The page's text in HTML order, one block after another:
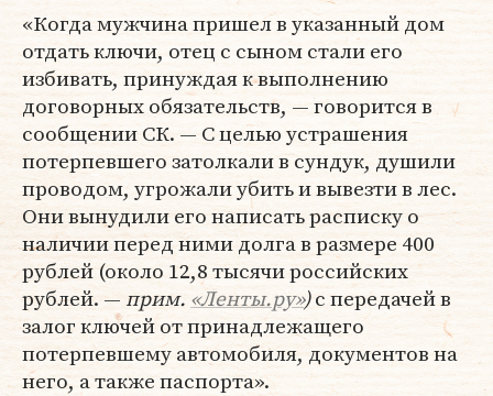
«Когда мужчина пришел в указанный дом
отдать ключи, отец с сыном стали его
избивать, принуждая к выполнению
договорных обязательств, — говорится в
сообщении СК. — С целью устрашения
потерпевшего затолкали в сундук, душили
проводом, угрожали убить и вывезти в лес.
Они вынудили его написать расписку о
наличии перед ними долга в размере 400
рублей (около 12,8 тысячи российских
рублей. — прим. «Ленты.ру»)с передачей в
залог ключей от принадлежащего
потерпевшему автомобиля, документов на
него, а также паспорта».